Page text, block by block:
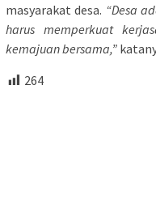
masyarakat desa. “Desa
harus memperkuat
kemajuan bersama,”
264